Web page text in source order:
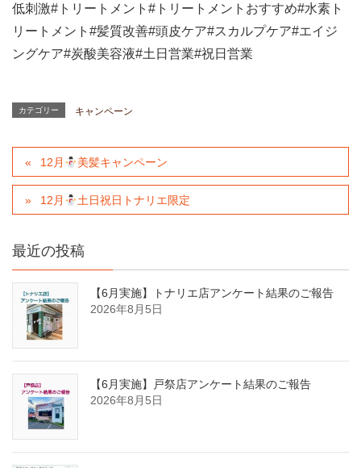
低刺激# トリートメント # トリートメントおすすめ#水素ト
リートメント #髪質改善#頭皮ケア#スカルプケア#エイジ
ングケア#炭酸美容液#土日営業#祝日営業
カテゴリー キャンペーン
12月 美髪キャンペーン
12月 土日祝日トナリエ限定
最近の投稿
【6月実施】トナリエ店アンケート結果のご報告
2026年8月5日
【6月実施】戸祭店アンケート結果のご報告
2026年8月5日